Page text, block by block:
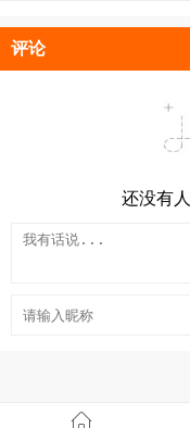
评论
还没有